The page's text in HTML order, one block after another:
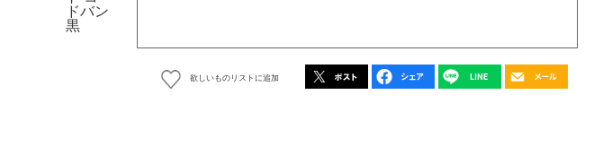
欲しいものリストに追加